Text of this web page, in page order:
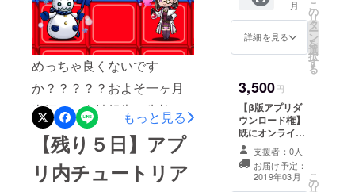
す．ソルジャー将棋の歩の
ように前に１マス進めます
が，駒を取らない時はチェ
スのポーンのように前に２
マス進めます．初期配置で
前線に並んでいます．前進
速度が早いので，スマホ
ゲームらしく展開も高速
の駒です．初期配置でも将
棋の角の位置にいます．男
性です．なんの駒なのか見
た目でわかりやすいシリー
ズ１．ルーク将棋の飛車，
チェスのルークの役割の駒
です．初期配置では自陣の
右下（ルークの片方）の位
めっちゃ良くないです
か？？？？？およそ一ヶ月
半振りの進捗報告を失礼し
ます．シトウカイトです．
こまめに報告を書けばよ
かったのですが，遅くなり
もっと見る
【残り５日】アプ
リ内チュートリア
ゲーム
として
遊べるβ
版アプ
リをプ
ただけ
ます。
一緒に
遊びま
しょ
う！
月
詳細を見る
こ
の
リ
タ
ー
ン
を
選
択
す
る
3,500円
【β版アプリダ
ウンロード権】
既にオンライン
対戦ゲームとし
て遊べるβ版ア
プリをプレイい
ただけます。一
支援者：0人
お届け予定：
2019年03月
こ
の